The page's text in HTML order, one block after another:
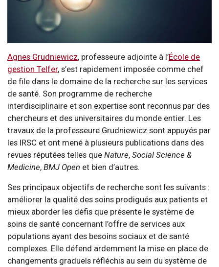
Agnes Grudniewicz, professeure adjointe à l’École de
gestion Telfer, s’est rapidement imposée comme chef
de file dans le domaine de la recherche sur les services
de santé. Son programme de recherche
interdisciplinaire et son expertise sont reconnus par des
chercheurs et des universitaires du monde entier. Les
travaux de la professeure Grudniewicz sont appuyés par
les IRSC et ont mené à plusieurs publications dans des
revues réputées telles que Nature, Social Science &
Medicine, BMJ Open et bien d’autres.
Ses principaux objectifs de recherche sont les suivants :
améliorer la qualité des soins prodigués aux patients et
mieux aborder les défis que présente le système de
soins de santé concernant l’offre de services aux
populations ayant des besoins sociaux et de santé
complexes. Elle défend ardemment la mise en place de
changements graduels réfléchis au sein du système de